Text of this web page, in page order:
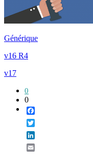
Générique
v16 R4
v17
0
0